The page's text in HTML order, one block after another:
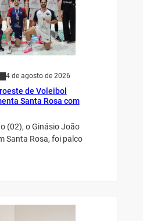
4 de agosto de 2026
de Voleibol
Santa Rosa com
(02), o Ginásio João
Santa Rosa, foi palco